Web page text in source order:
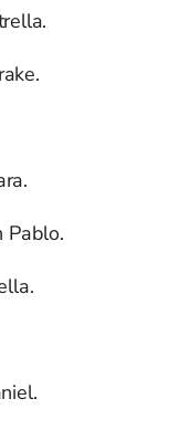
Pablo.